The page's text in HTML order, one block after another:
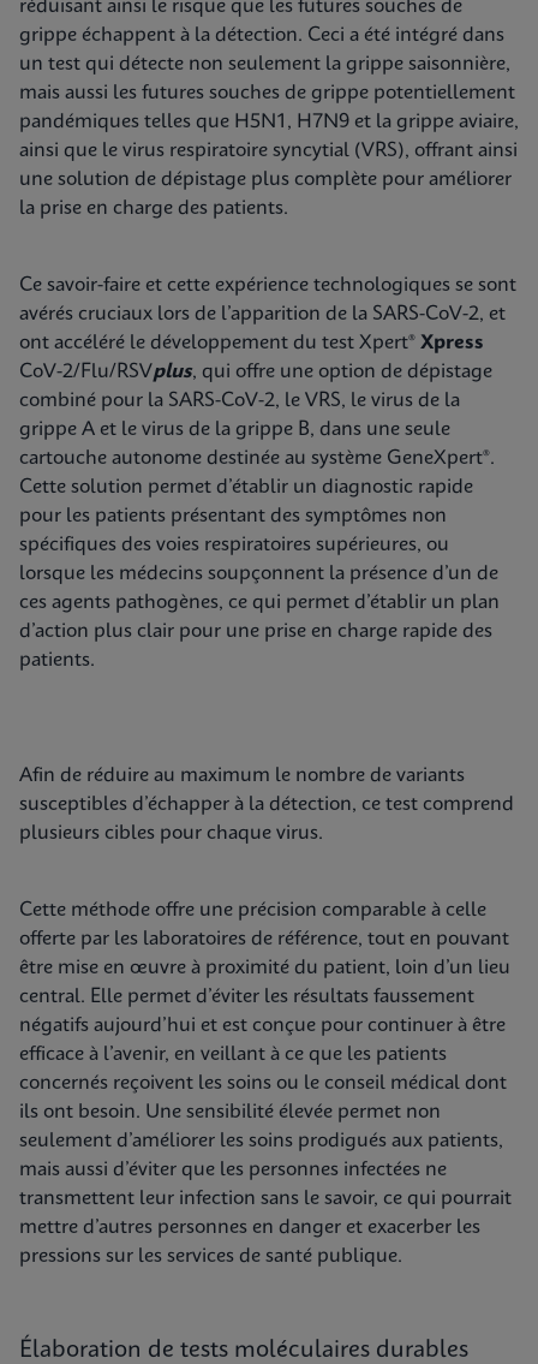
réduisant ainsi le risque que les futures souches de
grippe échappent à la détection. Ceci a été intégré dans
un test qui détecte non seulement la grippe saisonnière,
mais aussi les futures souches de grippe potentiellement
pandémiques telles que H5N1, H7N9 et la grippe aviaire,
ainsi que le virus respiratoire syncytial (VRS), offrant ainsi
une solution de dépistage plus complète pour améliorer
la prise en charge des patients.
Ce savoir-faire et cette expérience technologiques se sont
avérés cruciaux lors de l’apparition de la SARS-CoV-2, et
ont accéléré le développement du test Xpert® Xpress
CoV-2/Flu/RSVplus, qui offre une option de dépistage
combiné pour la SARS-CoV-2, le VRS, le virus de la
grippe A et le virus de la grippe B, dans une seule
cartouche autonome destinée au système GeneXpert®.
Cette solution permet d’établir un diagnostic rapide
pour les patients présentant des symptômes non
spécifiques des voies respiratoires supérieures, ou
lorsque les médecins soupçonnent la présence d’un de
ces agents pathogènes, ce qui permet d’établir un plan
d’action plus clair pour une prise en charge rapide des
patients.
Afin de réduire au maximum le nombre de variants
susceptibles d’échapper à la détection, ce test comprend
plusieurs cibles pour chaque virus.
Cette méthode offre une précision comparable à celle
offerte par les laboratoires de référence, tout en pouvant
être mise en œuvre à proximité du patient, loin d’un lieu
central. Elle permet d’éviter les résultats faussement
négatifs aujourd’hui et est conçue pour continuer à être
efficace à l’avenir, en veillant à ce que les patients
concernés reçoivent les soins ou le conseil médical dont
ils ont besoin. Une sensibilité élevée permet non
seulement d’améliorer les soins prodigués aux patients,
mais aussi d’éviter que les personnes infectées ne
transmettent leur infection sans le savoir, ce qui pourrait
mettre d’autres personnes en danger et exacerber les
pressions sur les services de santé publique.
Élaboration de tests moléculaires durables